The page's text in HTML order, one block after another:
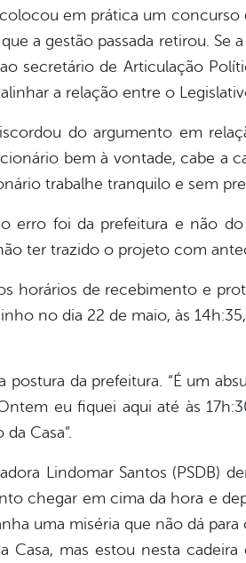
em prática um concurso
a gestão passada retirou. Se
secretário de Articulação
a relação entre o
do argumento em
bem à vontade, cabe a
trabalhe tranquilo e sem
erro foi da prefeitura e não
ter trazido o projeto com
horários de recebimento e
no dia 22 de maio, às
postura da prefeitura. “É um
eu fiquei aqui até às
Casa”.
Lindomar Santos (PSDB)
chegar em cima da hora e
uma miséria que não dá
mas estou nesta